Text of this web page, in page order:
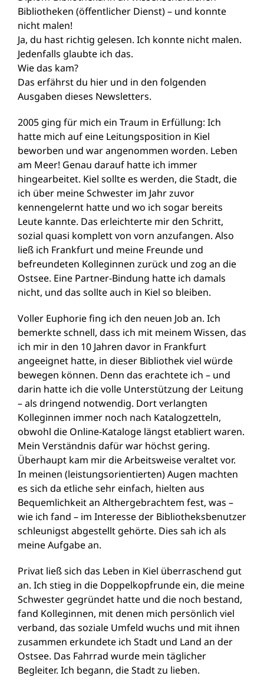
Bibliotheken (öffentlicher Dienst) – und konnte
nicht malen!
Ja, du hast richtig gelesen. Ich konnte nicht malen.
Jedenfalls glaubte ich das.
Wie das kam?
Das erfährst du hier und in den folgenden
Ausgaben dieses Newsletters.
2005 ging für mich ein Traum in Erfüllung: Ich
hatte mich auf eine Leitungsposition in Kiel
beworben und war angenommen worden. Leben
am Meer! Genau darauf hatte ich immer
hingearbeitet. Kiel sollte es werden, die Stadt, die
ich über meine Schwester im Jahr zuvor
kennengelernt hatte und wo ich sogar bereits
Leute kannte. Das erleichterte mir den Schritt,
sozial quasi komplett von vorn anzufangen. Also
ließ ich Frankfurt und meine Freunde und
befreundeten Kolleginnen zurück und zog an die
Ostsee. Eine Partner-Bindung hatte ich damals
nicht, und das sollte auch in Kiel so bleiben.
Voller Euphorie fing ich den neuen Job an. Ich
bemerkte schnell, dass ich mit meinem Wissen, das
ich mir in den 10 Jahren davor in Frankfurt
angeeignet hatte, in dieser Bibliothek viel würde
bewegen können. Denn das erachtete ich – und
darin hatte ich die volle Unterstützung der Leitung
– als dringend notwendig. Dort verlangten
Kolleginnen immer noch nach Katalogzetteln,
obwohl die Online-Kataloge längst etabliert waren.
Mein Verständnis dafür war höchst gering.
Überhaupt kam mir die Arbeitsweise veraltet vor.
In meinen (leistungsorientierten) Augen machten
es sich da etliche sehr einfach, hielten aus
Bequemlichkeit an Althergebrachtem fest, was –
wie ich fand – im Interesse der Bibliotheksbenutzer
schleunigst abgestellt gehörte. Dies sah ich als
meine Aufgabe an.
Privat ließ sich das Leben in Kiel überraschend gut
an. Ich stieg in die Doppelkopfrunde ein, die meine
Schwester gegründet hatte und die noch bestand,
fand Kolleginnen, mit denen mich persönlich viel
verband, das soziale Umfeld wuchs und mit ihnen
zusammen erkundete ich Stadt und Land an der
Ostsee. Das Fahrrad wurde mein täglicher
Begleiter. Ich begann, die Stadt zu lieben.